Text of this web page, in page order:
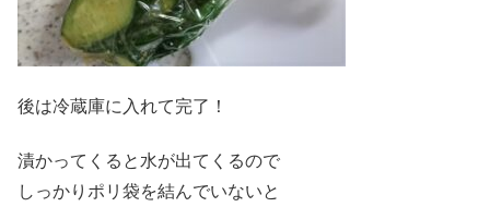
後は冷蔵庫に入れて完了！
漬かってくると水が出てくるので
しっかりポリ袋を結んでいないと